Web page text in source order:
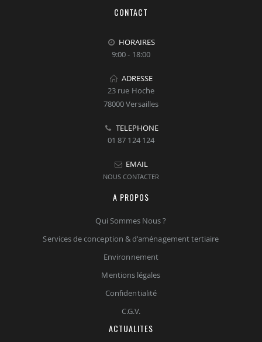
CONTACT
HORAIRES
9:00 - 18:00
ADRESSE
23 rue Hoche
78000 Versailles
TELEPHONE
01 87 124 124
EMAIL
NOUS CONTACTER
A PROPOS
Qui Sommes Nous ?
Services de conception & d'aménagement tertiaire
Environnement
Mentions légales
Confidentialité
C.G.V.
ACTUALITES